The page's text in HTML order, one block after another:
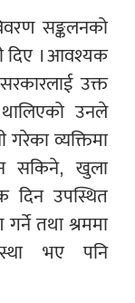
सङ्कलनको
दिए । आवश्यक
सरकारलाई उक्त
उनले
व्यक्तिमा
सकिने, खुला
दिन उपस्थित
तथा श्रममा
भए पनि